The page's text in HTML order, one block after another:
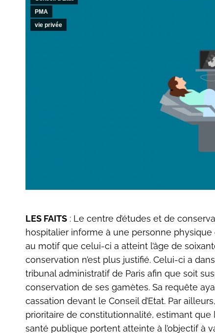
PMA
vie privée
LES FAITS : Le centre d’études et de
hospitalier informe à une personne physique
au motif que celui-ci a atteint l’âge de
conservation n’est plus justifié. Celui-ci a
tribunal administratif de Paris afin que soit
conservation de ses gamètes. Sa requête
cassation devant le Conseil d’Etat. Par
prioritaire de constitutionnalité, estimant que
santé publique portent atteinte à l’objectif à